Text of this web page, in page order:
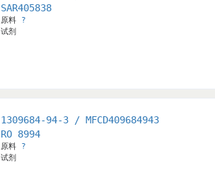
SAR405838
原料 ?
试剂
1309684-94-3 / MFCD409684943
RO 8994
原料 ?
试剂